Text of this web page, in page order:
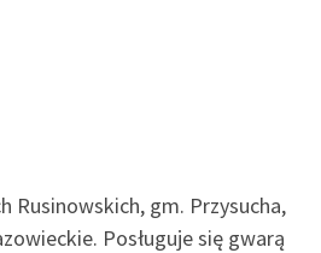
Rusinowskich, gm. Przysucha,
Posługuje się gwarą